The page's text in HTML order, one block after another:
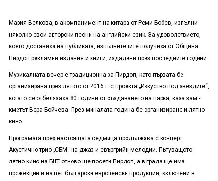
Мария Велкова, в акомпанимент на китара от Реми Бобев, изпълни
няколко свои авторски песни на английски език. За удоволствието,
което доставиха на публиката, изпълнителите получиха от Община
Пирдоп рекламни издания и книги, издадени през последните години.
Музикалната вечер е традиционна за Пирдоп, като първата бе
организирана през лятото от 2016 г. с проекта „Изкуство под звездите“,
когато се отбелязаха 80 години от създаването на парка, каза зам.-
кметът Вера Бойчева. През миналата година бе организирано и лятно
кино.
Програмата през настоящата седмица продължава с концерт
Акустично трио „СБМ“ на джаз и евъргрийн мелодии. Пътуващото
лятно кино на БНТ отново ще посети Пирдоп, а в града ще има
прожекции и на пет български европейски продукции, включени в